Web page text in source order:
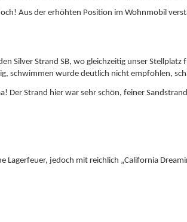
Aus der erhöhten Position im Wohnmobil
Silver Strand SB, wo gleichzeitig unser Stellplatz
schwimmen wurde deutlich nicht empfohlen,
Der Strand hier war sehr schön, feiner
Lagerfeuer, jedoch mit reichlich „California